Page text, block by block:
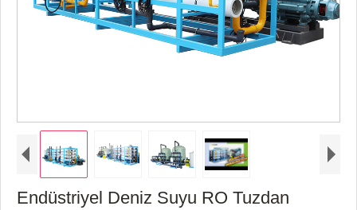
Endüstriyel Deniz Suyu RO Tuzdan